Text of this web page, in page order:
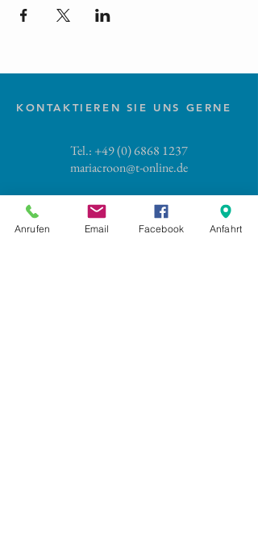
KONTAKTIEREN SIE UNS GERNE
Tel.: +49 (0) 6868 1237
mariacroon@t-online.de
Impressum
Datenschutz
Anrufen Email Facebook Anfahrt